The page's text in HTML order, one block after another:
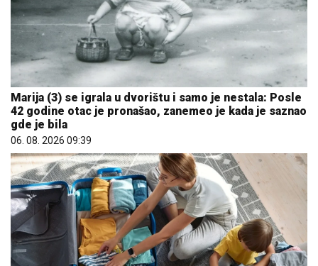
Marija (3) se igrala u dvorištu i samo je nestala: Posle
42 godine otac je pronašao, zanemeo je kada je saznao
gde je bila
06. 08. 2026 09:39